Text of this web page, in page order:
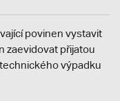
povinen vystavit
zaevidovat přijatou
výpadku